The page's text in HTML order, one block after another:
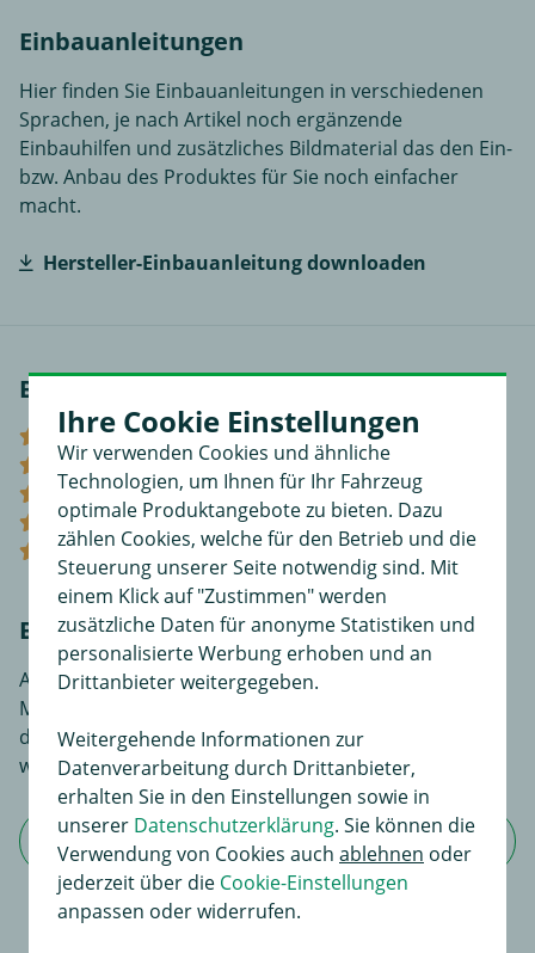
Einbauanleitungen
Hier finden Sie Einbauanleitungen in verschiedenen
Sprachen, je nach Artikel noch ergänzende
Einbauhilfen und zusätzliches Bildmaterial das den Ein-
bzw. Anbau des Produktes für Sie noch einfacher
macht.
Hersteller-Einbauanleitung downloaden
Bewertungen
(13)
(9)
(0)
(0)
(0)
Bewerten Sie diesen Artikel!
An dieser Stelle haben Sie die Möglichkeit, Ihre
Meinungen und Erfahrungen über dieses Produkt zu
dokumentieren. Sie liefern so anderen Interessenten
wertvolle Informationen beim Kauf.
Jetzt Bewertung schreiben
Ihre Cookie Einstellungen
Wir verwenden Cookies und ähnliche
Technologien, um Ihnen für Ihr Fahrzeug
optimale Produktangebote zu bieten. Dazu
zählen Cookies, welche für den Betrieb und die
Steuerung unserer Seite notwendig sind. Mit
einem Klick auf "Zustimmen" werden
zusätzliche Daten für anonyme Statistiken und
personalisierte Werbung erhoben und an
Drittanbieter weitergegeben.
Weitergehende Informationen zur
Datenverarbeitung durch Drittanbieter,
erhalten Sie in den Einstellungen sowie in
unserer Datenschutzerklärung. Sie können die
Verwendung von Cookies auch ablehnen oder
jederzeit über die Cookie-Einstellungen
anpassen oder widerrufen.